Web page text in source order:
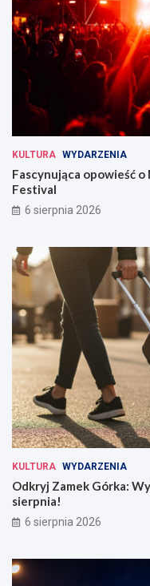
KULTURA WYDARZENIA
Fascynująca opowieść
Festival
6 sierpnia 2026
KULTURA WYDARZENIA
Odkryj Zamek Górka:
sierpnia!
6 sierpnia 2026